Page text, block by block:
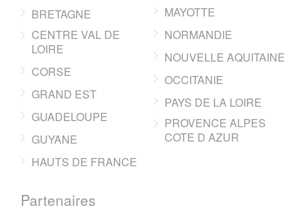
BRETAGNE
CENTRE VAL DE
LOIRE
CORSE
GRAND EST
GUADELOUPE
GUYANE
HAUTS DE FRANCE
MAYOTTE
NORMANDIE
NOUVELLE AQUITAINE
OCCITANIE
PAYS DE LA LOIRE
PROVENCE ALPES
COTE D AZUR
Partenaires